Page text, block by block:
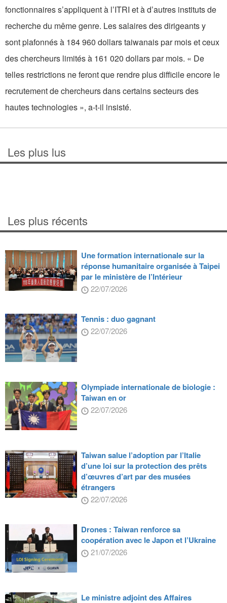
fonctionnaires s’appliquent à l’ITRI et à d’autres instituts de
recherche du même genre. Les salaires des dirigeants y
sont plafonnés à 184 960 dollars taiwanais par mois et ceux
des chercheurs limités à 161 020 dollars par mois. « De
telles restrictions ne feront que rendre plus difficile encore le
recrutement de chercheurs dans certains secteurs des
hautes technologies », a-t-il insisté.
Les plus lus
Les plus récents
Une formation internationale sur la
réponse humanitaire organisée à Taipei
par le ministère de l’Intérieur
22/07/2026
Tennis : duo gagnant
22/07/2026
Olympiade internationale de biologie :
Taiwan en or
22/07/2026
Taiwan salue l’adoption par l’Italie
d’une loi sur la protection des prêts
d’œuvres d’art par des musées
étrangers
22/07/2026
Drones : Taiwan renforce sa
coopération avec le Japon et l’Ukraine
21/07/2026
Le ministre adjoint des Affaires